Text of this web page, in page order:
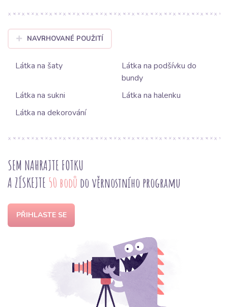
NAVRHOVANÉ POUŽITÍ
Látka na šaty
Látka na podšívku do
bundy
Látka na sukni
Látka na halenku
Látka na dekorování
SEM NAHRAJTE FOTKU
A ZÍSKEJTE 50 bodů do věrnostního programu
PŘIHLASTE SE